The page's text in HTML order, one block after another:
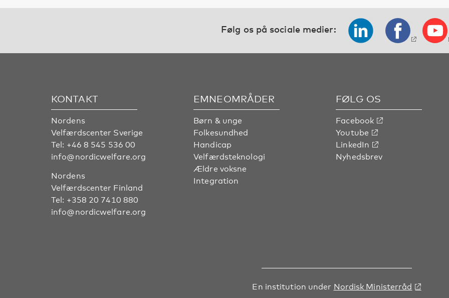
Følg os på sociale medier:
KONTAKT
Nordens
Velfærdscenter Sverige
Tel: +46 8 545 536 00
info@nordicwelfare.org
Nordens
Velfærdscenter Finland
Tel: +358 20 7410 880
info@nordicwelfare.org
EMNEOMRÅDER
Børn & unge
Folkesundhed
Handicap
Velfærdsteknologi
Ældre voksne
Integration
FØLG OS
Facebook
Youtube
LinkedIn
Nyhedsbrev
En institution under Nordisk Ministerråd